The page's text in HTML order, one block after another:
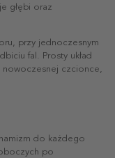
głębi oraz
przy jednoczesnym
fal. Prosty układ
nowoczesnej czcionce,
do każdego
po